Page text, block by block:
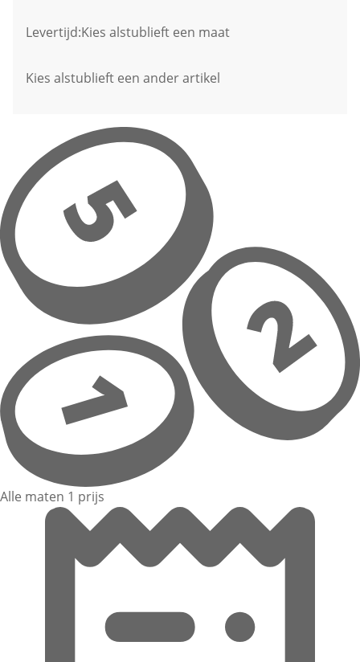
Levertijd:Kies alstublieft een maat
Kies alstublieft een ander artikel
Alle maten 1 prijs